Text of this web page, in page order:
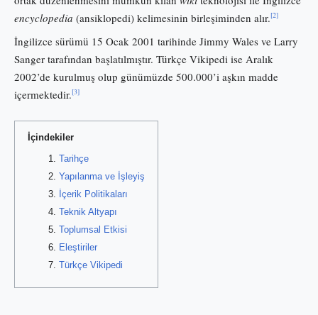
encyclopedia (ansiklopedi) kelimesinin birleşiminden alır.[2]
İngilizce sürümü 15 Ocak 2001 tarihinde Jimmy Wales ve Larry
Sanger tarafından başlatılmıştır. Türkçe Vikipedi ise Aralık
2002’de kurulmuş olup günümüzde 500.000’i aşkın madde
içermektedir.[3]
İçindekiler
Tarihçe
Yapılanma ve İşleyiş
İçerik Politikaları
Teknik Altyapı
Toplumsal Etkisi
Eleştiriler
Türkçe Vikipedi